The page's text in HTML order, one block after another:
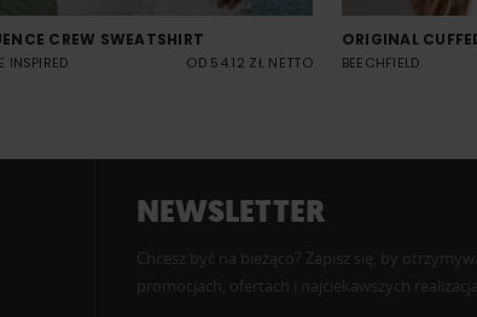
CREW SWEATSHIRT
INSPIRED OD 54.12 ZŁ NETTO
ORIGINAL
BEECHFIELD
NEWSLETTER
Chcesz być na bieżąco? Zapisz się, by
promocjach, ofertach i najciekawszych